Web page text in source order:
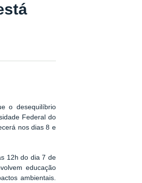
o desequilíbrio
Federal do
nos dias 8 e
12h do dia 7 de
educação
ambientais.